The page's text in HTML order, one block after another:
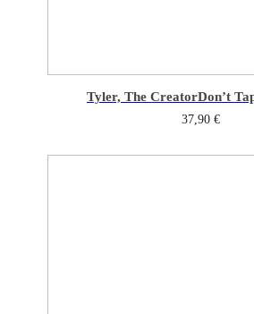
Tyler, The CreatorDon’t
37,90 €